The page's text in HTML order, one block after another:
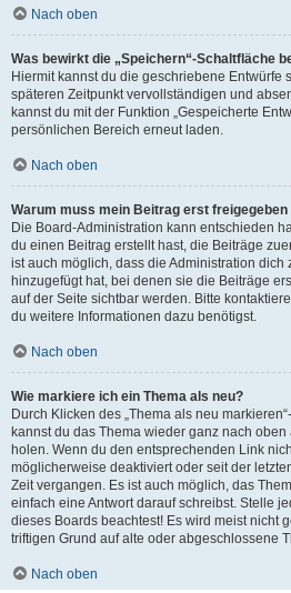
Nach oben
Was bewirkt die „Speichern“-Schaltfläche
Hiermit kannst du die geschriebene Entwürfe
späteren Zeitpunkt vervollständigen und
kannst du mit der Funktion „Gespeicherte
persönlichen Bereich erneut laden.
Nach oben
Warum muss mein Beitrag erst freigegeben
Die Board-Administration kann entschieden
du einen Beitrag erstellt hast, die Beiträge
ist auch möglich, dass die Administration dich
hinzugefügt hat, bei denen sie die Beiträge
auf der Seite sichtbar werden. Bitte
du weitere Informationen dazu benötigst.
Nach oben
Wie markiere ich ein Thema als neu?
Durch Klicken des „Thema als neu
kannst du das Thema wieder ganz nach
holen. Wenn du den entsprechenden Link
möglicherweise deaktiviert oder seit der
Zeit vergangen. Es ist auch möglich, das
einfach eine Antwort darauf schreibst. Stelle
dieses Boards beachtest! Es wird meist nicht
triftigen Grund auf alte oder abgeschlossene
Nach oben